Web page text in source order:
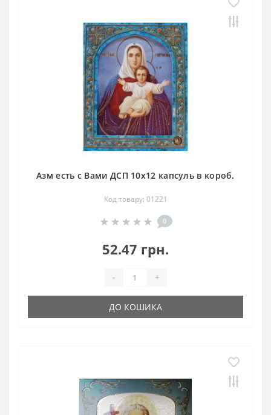
Азм есть с Вами ДСП 10х12 капсуль в короб.
Код товару: 01221
0
52.47 грн.
- +
ДО КОШИКА